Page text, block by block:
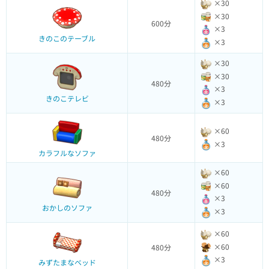
きのこのテーブル
600分
×30
×30
×3
×3
きのこテレビ
480分
×30
×30
×3
×3
カラフルなソファ
480分
×60
×3
おかしのソファ
480分
×60
×60
×3
×3
みずたまなベッド
480分
×60
×60
×3